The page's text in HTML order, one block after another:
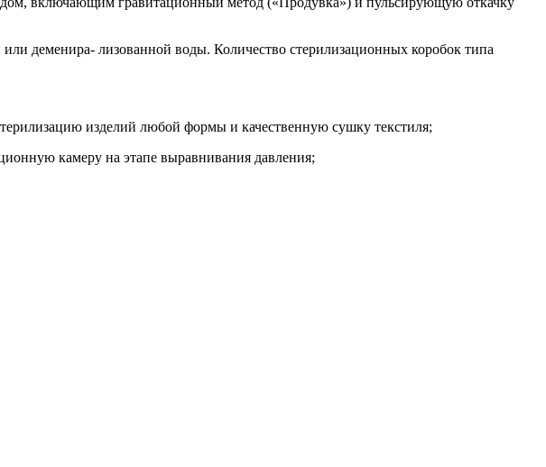
деменира- лизованной воды. Количество стерилизационных коробок типа
изделий любой формы и качественную сушку текстиля;
камеру на этапе выравнивания давления;